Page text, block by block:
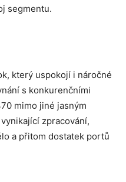
segmentu.
který uspokojí i náročné
s konkurenčními
mimo jiné jasným
zpracování,
a přitom dostatek portů